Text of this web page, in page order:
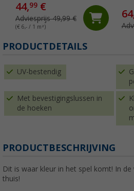
44,99 €
Adviesprijs 49,99 €
(€ 6,- / 1 m²)
PRODUCTDETAILS
UV-bestendig
Met bevestigingslussen in
de hoeken
PRODUCTBESCHRIJVING
Dit is waar kleur in het spel komt! In
thuis!